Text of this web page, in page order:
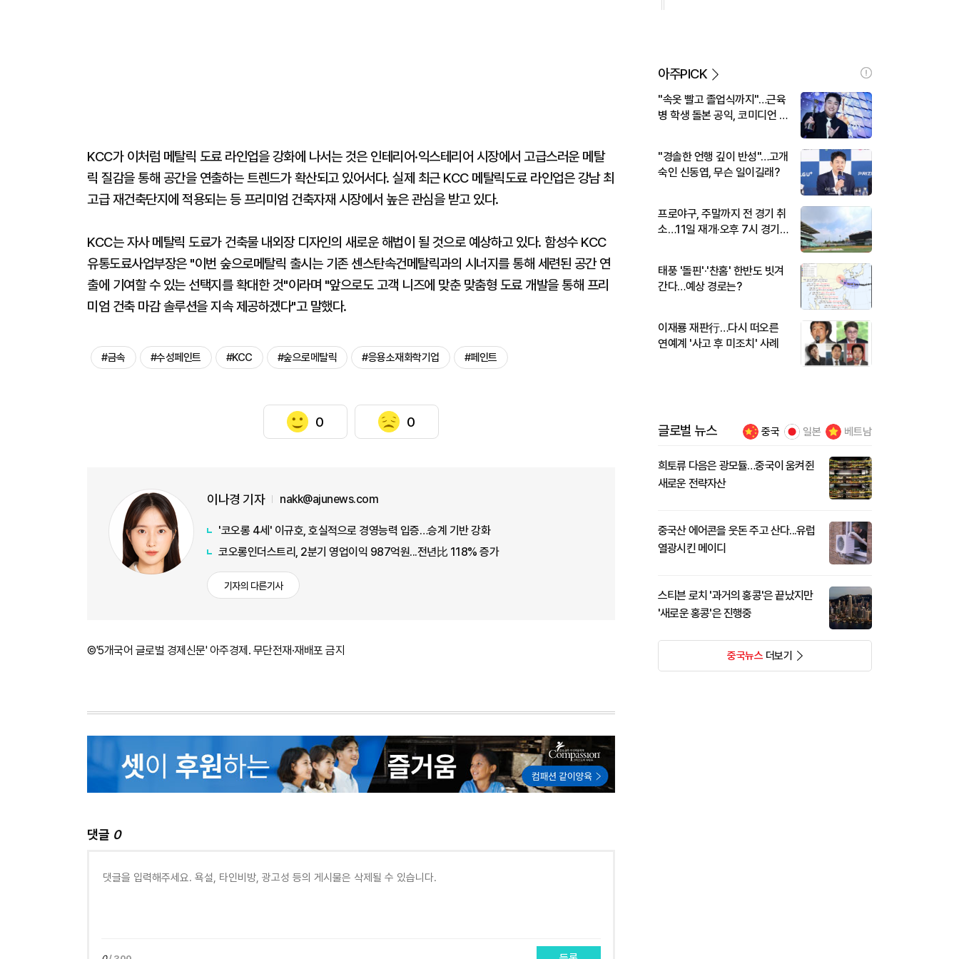
KCC가 이처럼 메탈릭 도료 라인업을 강화에 나서는 것은 인테리어·익스테리어 시장에서 고급스러운 메탈
릭 질감을 통해 공간을 연출하는 트렌드가 확산되고 있어서다. 실제 최근 KCC 메탈릭도료 라인업은 강남 최
고급 재건축단지에 적용되는 등 프리미엄 건축자재 시장에서 높은 관심을 받고 있다.
KCC는 자사 메탈릭 도료가 건축물 내외장 디자인의 새로운 해법이 될 것으로 예상하고 있다. 함성수 KCC
유통도료사업부장은 "이번 숲으로메탈릭 출시는 기존 센스탄속건메탈릭과의 시너지를 통해 세련된 공간 연
출에 기여할 수 있는 선택지를 확대한 것"이라며 "앞으로도 고객 니즈에 맞춘 맞춤형 도료 개발을 통해 프리
미엄 건축 마감 솔루션을 지속 제공하겠다"고 말했다.
#금속 #수성페인트 #KCC #숲으로메탈릭 #응용소재화학기업 #페인트
0 0
이나경 기자 nakk@ajunews.com
'코오롱 4세' 이규호, 호실적으로 경영능력 입증…승계 기반 강화
코오롱인더스트리, 2분기 영업이익 987억원...전년比 118% 증가
기자의 다른기사
©'5개국어 글로벌 경제신문' 아주경제. 무단전재·재배포 금지
댓글 0
아주PICK
"속옷 빨고 졸업식까지"…근육
병 학생 돌본 공익, 코미디언 김
"경솔한 언행 깊이 반성"…고개
숙인 신동엽, 무슨 일이길래?
프로야구, 주말까지 전 경기 취
소…11일 재개·오후 7시 경기
태풍 '돌핀'·'찬홈' 한반도 빗겨
간다…예상 경로는?
이재룡 재판行…다시 떠오른
연예계 '사고 후 미조치' 사례
글로벌 뉴스 중국 일본 베트남
희토류 다음은 광모듈…중국이 움켜쥔
새로운 전략자산
중국산 에어콘을 웃돈 주고 산다...유럽
열광시킨 메이디
스티븐 로치 '과거의 홍콩'은 끝났지만
'새로운 홍콩'은 진행중
중국뉴스더보기